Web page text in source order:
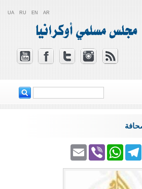
UA RU EN AR
استمارة البحث
Blogger
Telegram
WhatsApp
Viber